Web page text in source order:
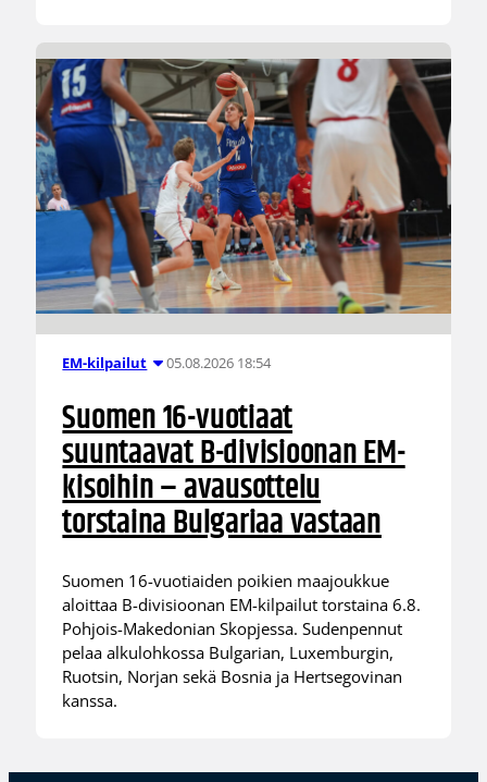
EM-kilpailut 05.08.2026 18:54
Suomen 16-vuotiaat
suuntaavat B-divisioonan EM-
kisoihin – avausottelu
torstaina Bulgariaa vastaan
Suomen 16-vuotiaiden poikien maajoukkue
aloittaa B-divisioonan EM-kilpailut torstaina 6.8.
Pohjois-Makedonian Skopjessa. Sudenpennut
pelaa alkulohkossa Bulgarian, Luxemburgin,
Ruotsin, Norjan sekä Bosnia ja Hertsegovinan
kanssa.